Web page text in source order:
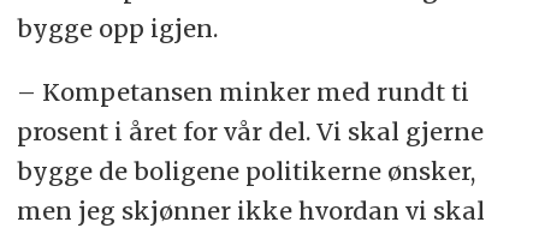
bygge opp igjen.
– Kompetansen minker med rundt ti
prosent i året for vår del. Vi skal gjerne
bygge de boligene politikerne ønsker,
men jeg skjønner ikke hvordan vi skal